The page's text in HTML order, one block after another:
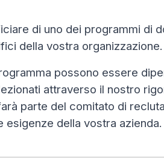
di uno dei programmi
della vostra organizzazione.
possono essere
attraverso il nostro
parte del comitato di
esigenze della vostra azienda.